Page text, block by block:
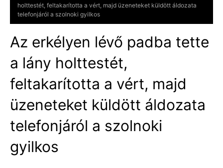
holttestét, feltakarította a vért, majd üzeneteket küldött áldozata
telefonjáról a szolnoki gyilkos
Az erkélyen lévő padba tette
a lány holttestét,
feltakarította a vért, majd
üzeneteket küldött áldozata
telefonjáról a szolnoki
gyilkos